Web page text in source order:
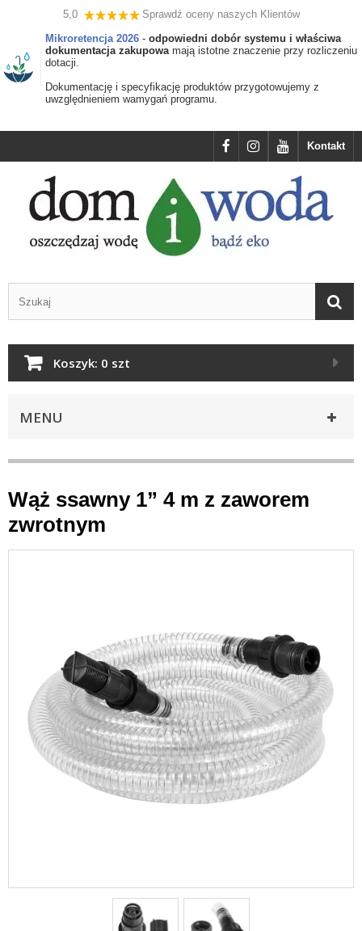
5,0
Sprawdź oceny naszych Klientów
Mikroretencja 2026 - odpowiedni dobór systemu i właściwa
dokumentacja zakupowamają istotne znaczenie przy rozliczeniu
dotacji.
Dokumentację i specyfikację produktów przygotowujemy z
uwzględnieniem wamygań programu.
Kontakt
Koszyk: 0 szt
MENU
Wąż ssawny 1” 4 m z zaworem
zwrotnym